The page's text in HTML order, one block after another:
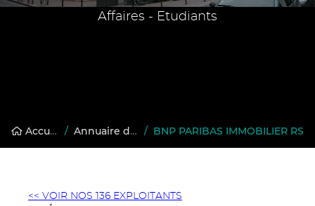
Affaires - Etudiants
Accueil / Annuaire des gestionnaires en résidences gérées / BNP PARIBAS IMMOBILIER RS
<< VOIR NOS 136 EXPLOITANTS